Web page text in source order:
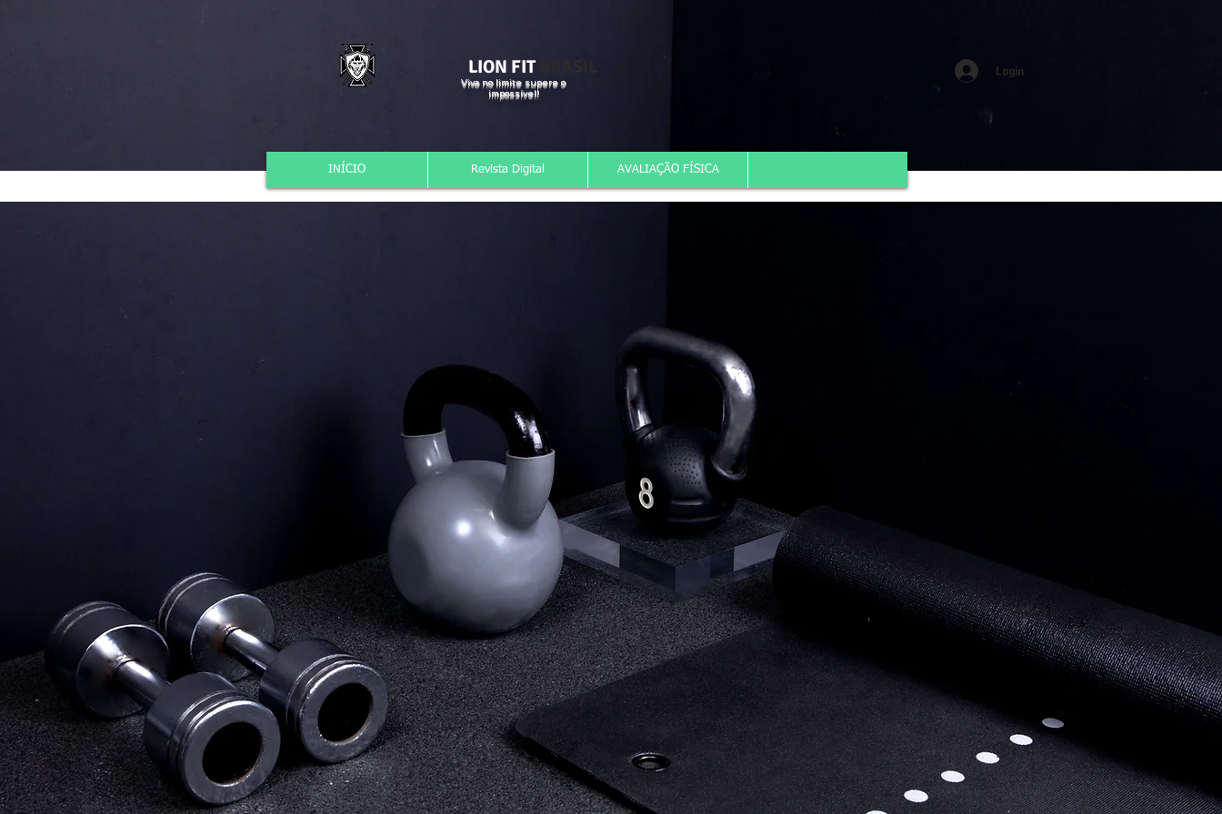
LION FIT
Viva no limite supere o
impossível!
Login
INÍCIO Revista Digital AVALIAÇÃO FÍSICA